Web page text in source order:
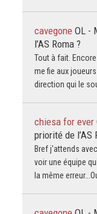
cavegone OL -
l’AS Roma ?
Tout à fait.
me fie aux
direction qui le
chiesa for ever
priorité de l’AS
Bref j'attends
voir une équipe
la même